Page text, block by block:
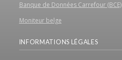
Banque de Données Carrefour (BCE)
Moniteur belge
INFORMATIONS LÉGALES